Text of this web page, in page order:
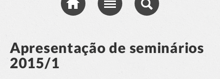
Apresentação de seminários
2015/1